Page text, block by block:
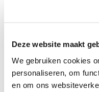
Deze website maakt
We gebruiken cookies
personaliseren, om
en om ons
De tweeling is dol op
aandacht, spelen en
veel dreumesen
ontdekkingstocht te
voor stap te verkennen.